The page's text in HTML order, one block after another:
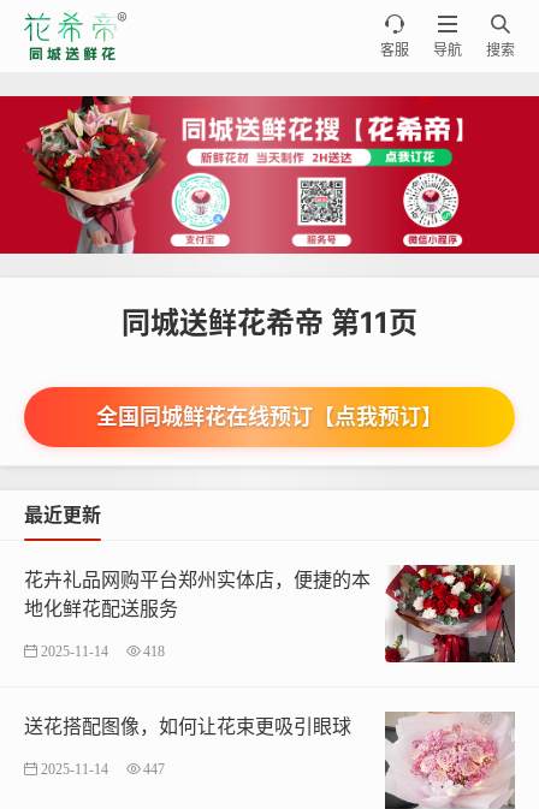

搜索

导航

客服
同城送鲜花希帝 第11页
全国同城鲜花在线预订【点我预订】
最近更新
花卉礼品网购平台郑州实体店，便捷的本
地化鲜花配送服务
2025-11-14 418
送花搭配图像，如何让花束更吸引眼球
2025-11-14 447